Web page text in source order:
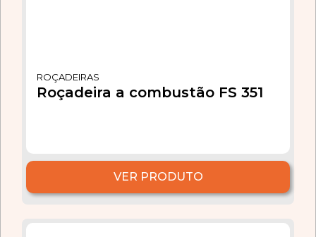
ROÇADEIRAS
Roçadeira a combustão FS 351
VER PRODUTO